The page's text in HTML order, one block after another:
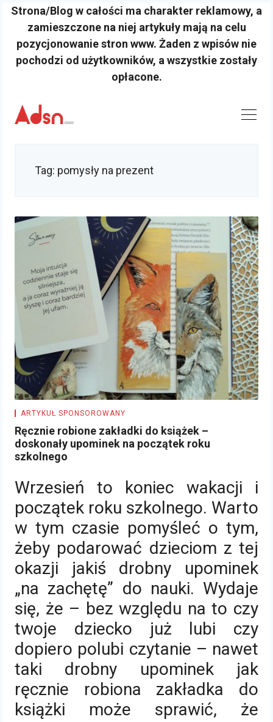
Strona/Blog w całości ma charakter reklamowy, a
zamieszczone na niej artykuły mają na celu
pozycjonowanie stron www. Żaden z wpisów nie
pochodzi od użytkowników, a wszystkie zostały
opłacone.
content
Tag: pomysły na prezent
ARTYKUŁ SPONSOROWANY
Ręcznie robione zakładki do książek –
doskonały upominek na początek roku
szkolnego
Wrzesień to koniec wakacji i
początek roku szkolnego. Warto
w tym czasie pomyśleć o tym,
żeby podarować dzieciom z tej
okazji jakiś drobny upominek
„na zachętę” do nauki. Wydaje
się, że – bez względu na to czy
twoje dziecko już lubi czy
dopiero polubi czytanie – nawet
taki drobny upominek jak
ręcznie robiona zakładka do
książki może sprawić, że